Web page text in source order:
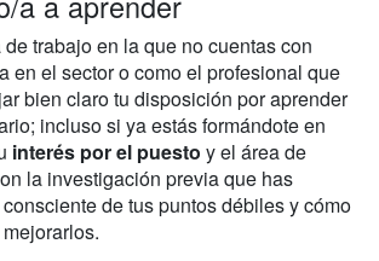
trabajo en la que no cuentas con
en el sector o como el profesional que
bien claro tu disposición por aprender
incluso si ya estás formándote en
interés por el puesto y el área de
la investigación previa que has
de tus puntos débiles y cómo